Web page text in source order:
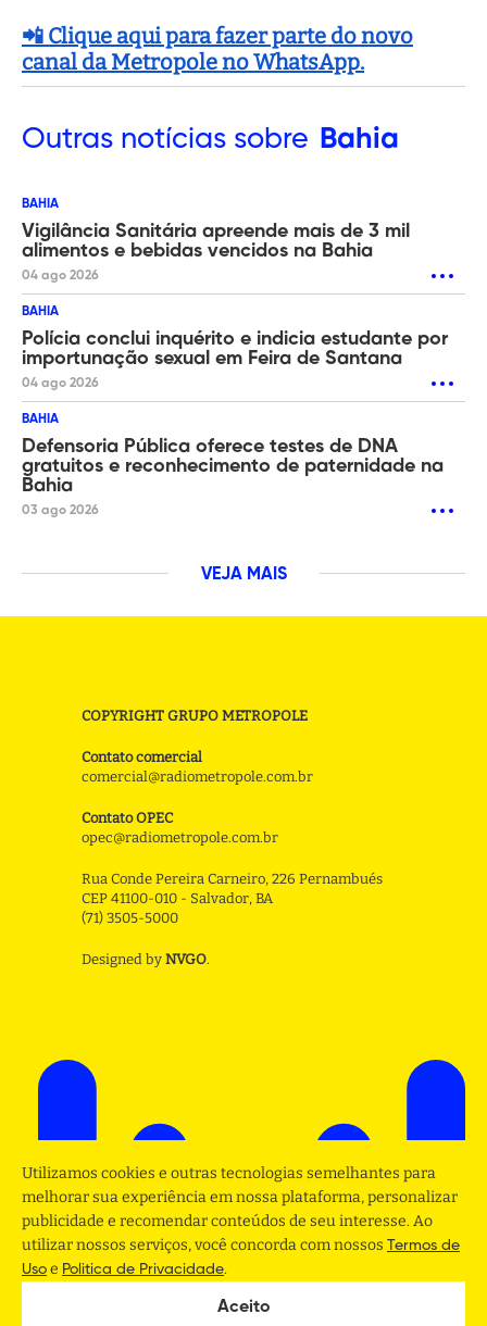
📲 Clique aqui para fazer parte do novo
canal da Metropole no WhatsApp.
Outras notícias sobre Bahia
BAHIA
Vigilância Sanitária apreende mais de 3 mil
alimentos e bebidas vencidos na Bahia
04 ago 2026
BAHIA
Polícia conclui inquérito e indicia estudante por
importunação sexual em Feira de Santana
04 ago 2026
BAHIA
Defensoria Pública oferece testes de DNA
gratuitos e reconhecimento de paternidade na
Bahia
03 ago 2026
VEJA MAIS
COPYRIGHT GRUPO METROPOLE
Contato comercial
comercial@radiometropole.com.br
Contato OPEC
opec@radiometropole.com.br
Rua Conde Pereira Carneiro, 226 Pernambués
CEP 41100-010 - Salvador, BA
(71) 3505-5000
Designed by NVGO.
Utilizamos cookies e outras tecnologias semelhantes para
melhorar sua experiência em nossa plataforma, personalizar
publicidade e recomendar conteúdos de seu interesse. Ao
utilizar nossos serviços, você concorda com nossos Termos de
Uso e Politica de Privacidade.
Aceito